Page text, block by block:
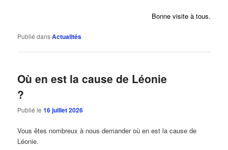
Bonne visite à tous.
Publié dansActualités
Où en est la cause de Léonie
?
Publié le16 juillet 2026
Vous êtes nombreux à nous demander où en est la cause de
Léonie.